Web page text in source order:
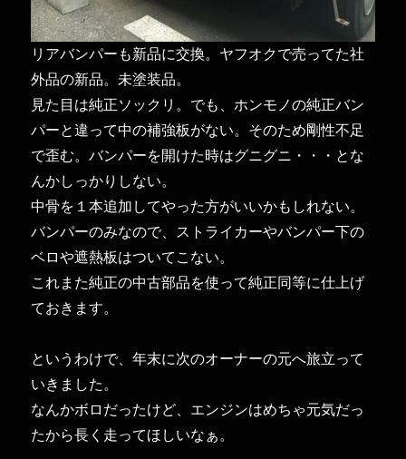
リアバンパーも新品に交換。ヤフオクで売ってた社
外品の新品。未塗装品。
見た目は純正ソックリ。でも、ホンモノの純正バン
パーと違って中の補強板がない。そのため剛性不足
で歪む。バンパーを開けた時はグニグニ・・・とな
んかしっかりしない。
中骨を１本追加してやった方がいいかもしれない。
バンパーのみなので、ストライカーやバンパー下の
ベロや遮熱板はついてこない。
これまた純正の中古部品を使って純正同等に仕上げ
ておきます。
というわけで、年末に次のオーナーの元へ旅立って
いきました。
なんかボロだったけど、エンジンはめちゃ元気だっ
たから長く走ってほしいなぁ。